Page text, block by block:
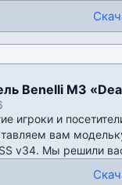
Benelli M3
игроки и
вам
v34. Мы решили